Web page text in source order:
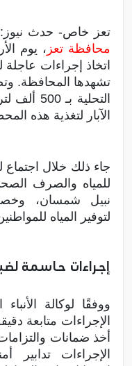
تعز خاص- حدث
محافظة تعز
اتخاذ إجراءات عاجلة
تشهدها المحافظة.
الآبار لتغذية هذه
جاء ذلك خلال
للمياه والصرف
نبيل شمسان،
لتوفير المياه
إجراءات حاسمة
ووفقًا لوكالة
الإجراءات متابعة
أخذ ضمانات
الإجراءات تدابير